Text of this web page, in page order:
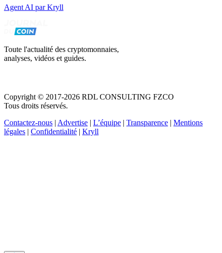
Agent AI par Kryll
Toute l'actualité des cryptomonnaies,
analyses, vidéos et guides.
Copyright © 2017-2026 RDL CONSULTING FZCO
Tous droits réservés.
Contactez-nous | Advertise | L’équipe | Transparence | Mentions
légales | Confidentialité | Kryll